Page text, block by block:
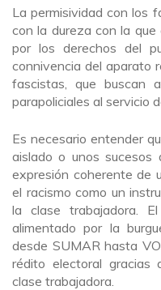
La permisividad con los
con la dureza con la
por los derechos del
connivencia del aparato
fascistas, que buscan
parapoliciales al servicio
Es necesario entender
aislado o unos sucesos
expresión coherente de
el racismo como un
la clase trabajadora.
alimentado por la
desde SUMAR hasta
rédito electoral gracias
clase trabajadora.